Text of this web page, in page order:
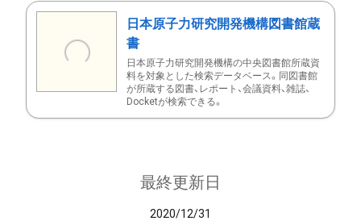
日本原子力研究開発機構図書館蔵
書
日本原子力研究開発機構の中央図書館所蔵資
料を対象とした検索データベース。同図書館
が所蔵する図書、レポート、会議資料、雑誌、
Docketが検索できる。
最終更新日
2020/12/31